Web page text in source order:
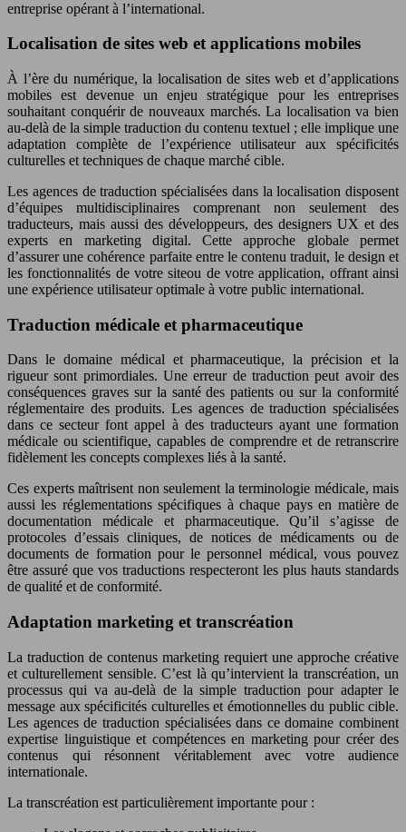
entreprise opérant à l’international.
Localisation de sites web et applications mobiles
À l’ère du numérique, la localisation de sites web et d’applications
mobiles est devenue un enjeu stratégique pour les entreprises
souhaitant conquérir de nouveaux marchés. La localisation va bien
au-delà de la simple traduction du contenu textuel ; elle implique une
adaptation complète de l’expérience utilisateur aux spécificités
culturelles et techniques de chaque marché cible.
Les agences de traduction spécialisées dans la localisation disposent
d’équipes multidisciplinaires comprenant non seulement des
traducteurs, mais aussi des développeurs, des designers UX et des
experts en marketing digital. Cette approche globale permet
d’assurer une cohérence parfaite entre le contenu traduit, le design et
les fonctionnalités de votre siteou de votre application, offrant ainsi
une expérience utilisateur optimale à votre public international.
Traduction médicale et pharmaceutique
Dans le domaine médical et pharmaceutique, la précision et la
rigueur sont primordiales. Une erreur de traduction peut avoir des
conséquences graves sur la santé des patients ou sur la conformité
réglementaire des produits. Les agences de traduction spécialisées
dans ce secteur font appel à des traducteurs ayant une formation
médicale ou scientifique, capables de comprendre et de retranscrire
fidèlement les concepts complexes liés à la santé.
Ces experts maîtrisent non seulement la terminologie médicale, mais
aussi les réglementations spécifiques à chaque pays en matière de
documentation médicale et pharmaceutique. Qu’il s’agisse de
protocoles d’essais cliniques, de notices de médicaments ou de
documents de formation pour le personnel médical, vous pouvez
être assuré que vos traductions respecteront les plus hauts standards
de qualité et de conformité.
Adaptation marketing et transcréation
La traduction de contenus marketing requiert une approche créative
et culturellement sensible. C’est là qu’intervient la transcréation, un
processus qui va au-delà de la simple traduction pour adapter le
message aux spécificités culturelles et émotionnelles du public cible.
Les agences de traduction spécialisées dans ce domaine combinent
expertise linguistique et compétences en marketing pour créer des
contenus qui résonnent véritablement avec votre audience
internationale.
La transcréation est particulièrement importante pour :